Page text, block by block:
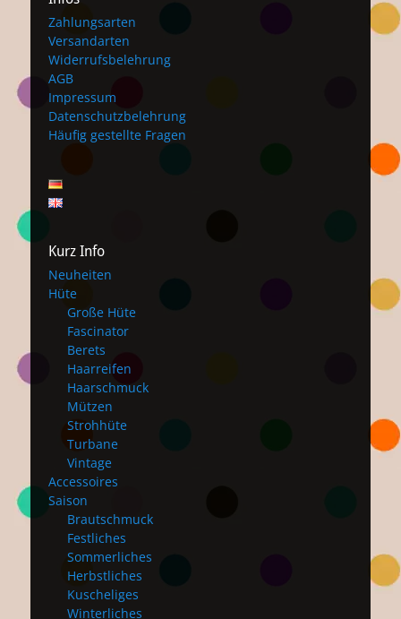
Zahlungsarten
Versandarten
Widerrufsbelehrung
AGB
Impressum
Datenschutzbelehrung
Häufig gestellte Fragen
Kurz Info
Neuheiten
Hüte
Große Hüte
Fascinator
Berets
Haarreifen
Haarschmuck
Mützen
Strohhüte
Turbane
Vintage
Accessoires
Saison
Brautschmuck
Festliches
Sommerliches
Herbstliches
Kuscheliges
Winterliches